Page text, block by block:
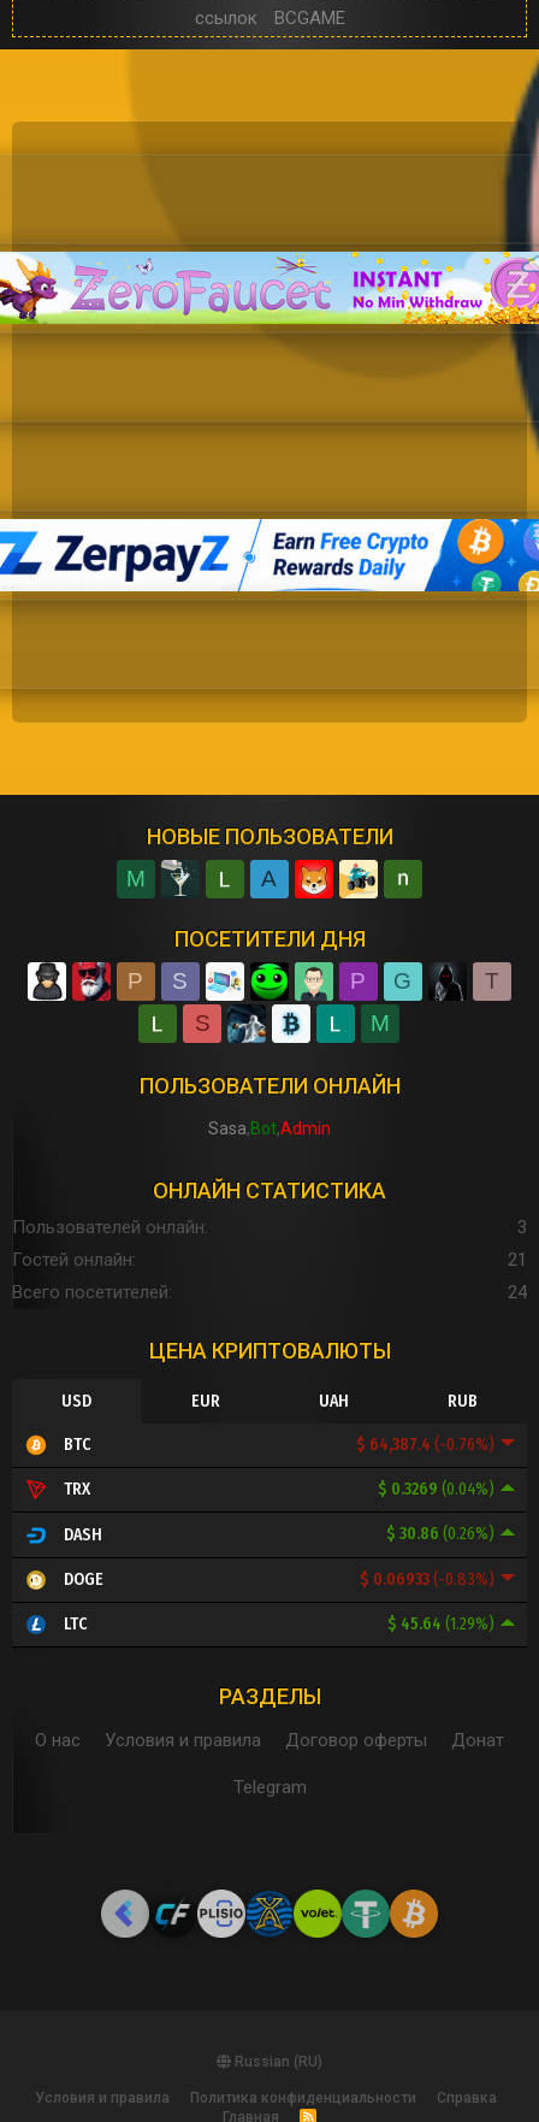
ссылок
BCGAME
НОВЫЕ ПОЛЬЗОВАТЕЛИ
M A
ПОСЕТИТЕЛИ ДНЯ
P S P G
T
S
M
ПОЛЬЗОВАТЕЛИ ОНЛАЙН
Sasa BotAdmin
ОНЛАЙН СТАТИСТИКА
Пользователей онлайн
3
Гостей онлайн
21
Всего посетителей
24
ЦЕНА КРИПТОВАЛЮТЫ
USD EUR UAH RUB
$ 64,387.4 (-0.76%)
BTC
$ 0.3269 (0.04%)
TRX
$ 30.86 (0.26%)
DASH
$ 0.06933(-0.83%)
DOGE
$ 45.64 (1.29%)
LTC
РАЗДЕЛЫ
О нас Условия и правила Договор оферты Донат
Telegram
Russian (RU)
Условия и правила Политика конфиденциальности
Справка
Главная
R